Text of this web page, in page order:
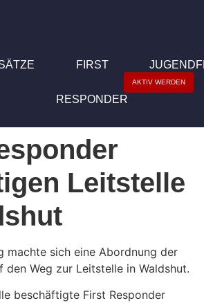
FIRST
RESPONDER
AKTIV WERDEN
Leitstelle
machte sich eine Abordnung der
den Weg zur Leitstelle in Waldshut.
beschäftigte First Responder